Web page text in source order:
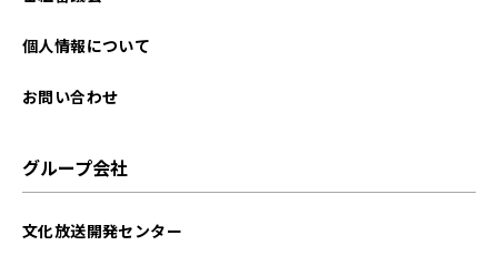
個人情報について
お問い合わせ
グループ会社
文化放送開発センター